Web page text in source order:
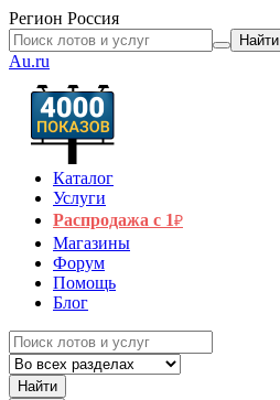
Регион Россия
Найти
Au.ru
Каталог
Услуги
Распродажа с 1₽
Магазины
Форум
Помощь
Блог
Найти